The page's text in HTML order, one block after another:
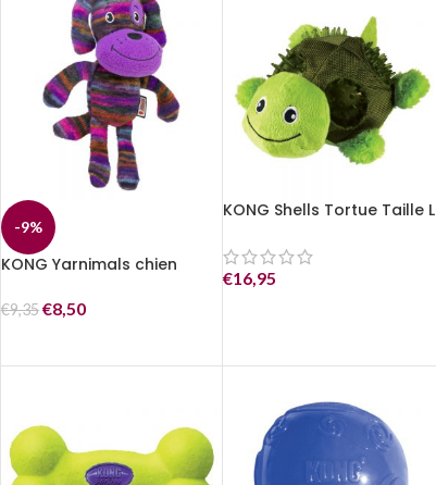
-9%
KONG Yarnimals chien
€9,35€8,50
KONG Shells Tortue Taille L
€16,95